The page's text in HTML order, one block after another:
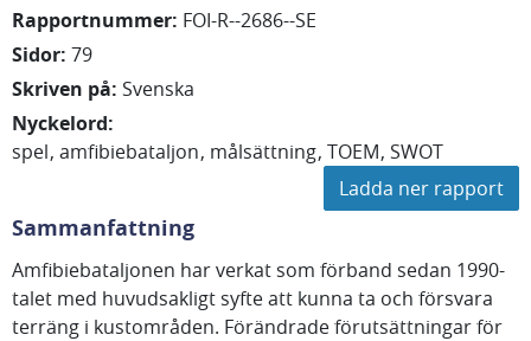
Rapportnummer: FOI-R--2686--SE
Sidor: 79
Skriven på: Svenska
Nyckelord:
spel amfibiebataljon målsättning TOEM SWOT
Ladda ner rapport
Sammanfattning
Amfibiebataljonen har verkat som förband sedan 1990-
talet med huvudsakligt syfte att kunna ta och försvara
terräng i kustområden. Förändrade förutsättningar för